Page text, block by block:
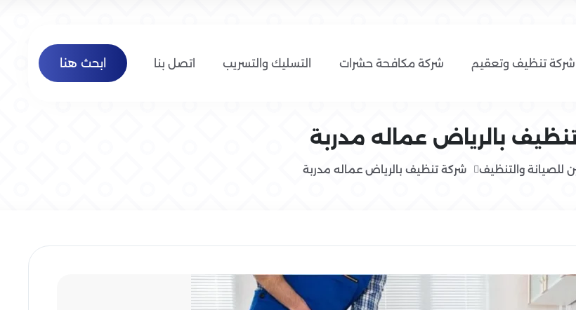
شركة تنظيف وتعقيم شركة مكافحة حشرات التسليك والتسريب اتصل بنا ابحث هنا
بالرياض عماله مدربة
للصيانة والتنظيف شركة تنظيف بالرياض عماله مدربة